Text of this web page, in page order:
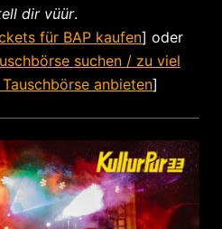
dir vüür.
für BAP kaufen] oder
suchen / zu viel
anbieten]